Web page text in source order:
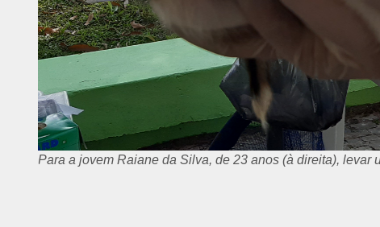
Para a jovem Raiane da Silva, de 23 anos (à direita),